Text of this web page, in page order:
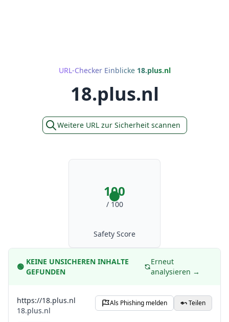
URL-Checker Einblicke 18.plus.nl
18.plus.nl
Weitere URL zur Sicherheit scannen
100
/ 100
Safety Score
🟢
KEINE UNSICHEREN INHALTE
GEFUNDEN
Erneut
analysieren →
https://18.plus.nl
18.plus.nl
Als Phishing melden Teilen